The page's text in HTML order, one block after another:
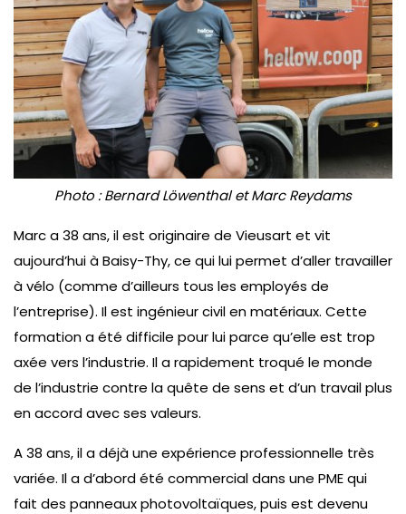
Photo : Bernard Löwenthal et Marc Reydams
Marc a 38 ans, il est originaire de Vieusart et vit
aujourd’hui à Baisy-Thy, ce qui lui permet d’aller travailler
à vélo (comme d’ailleurs tous les employés de
l’entreprise). Il est ingénieur civil en matériaux. Cette
formation a été difficile pour lui parce qu’elle est trop
axée vers l’industrie. Il a rapidement troqué le monde
de l’industrie contre la quête de sens et d’un travail plus
en accord avec ses valeurs.
A 38 ans, il a déjà une expérience professionnelle très
variée. Il a d’abord été commercial dans une PME qui
fait des panneaux photovoltaïques, puis est devenu